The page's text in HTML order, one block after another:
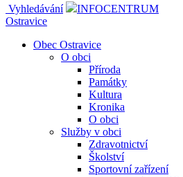
Vyhledávání
INFOCENTRUM
Ostravice
Obec Ostravice
O obci
Příroda
Památky
Kultura
Kronika
O obci
Služby v obci
Zdravotnictví
Školství
Sportovní zařízení